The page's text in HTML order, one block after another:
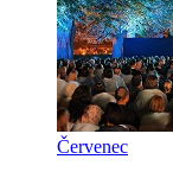
Červenec